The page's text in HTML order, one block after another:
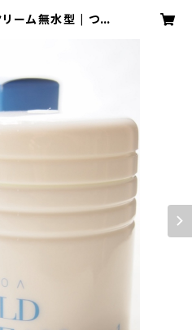
ーム無水型 | つむ